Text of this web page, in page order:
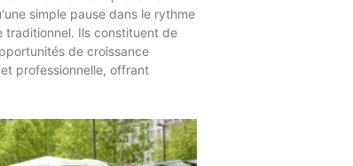
simple pause dans le rythme
traditionnel. Ils constituent de
de croissance
professionnelle, offrant